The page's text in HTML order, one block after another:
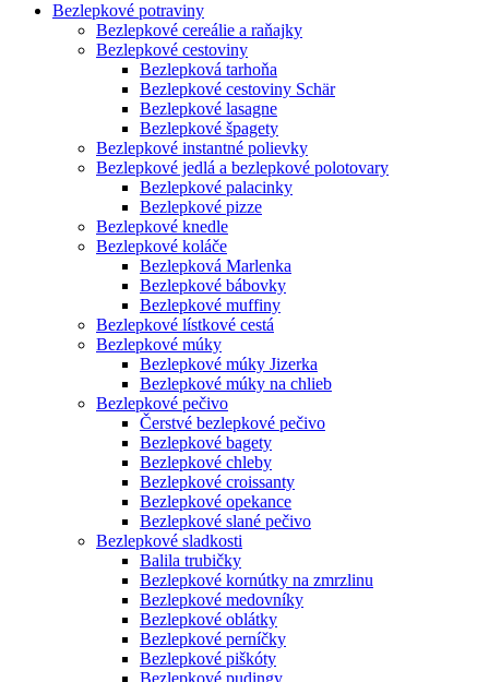
Bezlepkové potraviny
Bezlepkové cereálie a raňajky
Bezlepkové cestoviny
Bezlepková tarhoňa
Bezlepkové cestoviny Schär
Bezlepkové lasagne
Bezlepkové špagety
Bezlepkové instantné polievky
Bezlepkové jedlá a bezlepkové polotovary
Bezlepkové palacinky
Bezlepkové pizze
Bezlepkové knedle
Bezlepkové koláče
Bezlepková Marlenka
Bezlepkové bábovky
Bezlepkové muffiny
Bezlepkové lístkové cestá
Bezlepkové múky
Bezlepkové múky Jizerka
Bezlepkové múky na chlieb
Bezlepkové pečivo
Čerstvé bezlepkové pečivo
Bezlepkové bagety
Bezlepkové chleby
Bezlepkové croissanty
Bezlepkové opekance
Bezlepkové slané pečivo
Bezlepkové sladkosti
Balila trubičky
Bezlepkové kornútky na zmrzlinu
Bezlepkové medovníky
Bezlepkové oblátky
Bezlepkové perníčky
Bezlepkové piškóty
Bezlepkové pudingy